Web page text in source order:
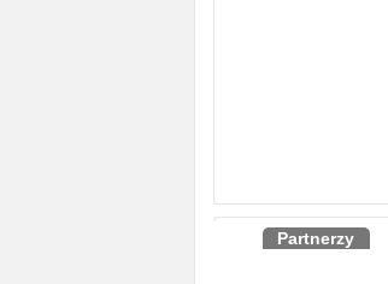
Partnerzy